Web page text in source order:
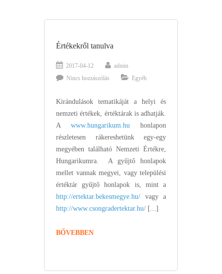
Értékekről tanulva
2017-04-12
admin
Nincs hozzászólás
Egyéb
Kirándulások tematikáját a helyi és
nemzeti értékek, értéktárak is adhatják.
A www.hungarikum.hu honlapon
részletesen rákereshetünk egy-egy
megyében található Nemzeti Értékre,
Hungarikumra. A gyűjtő honlapok
mellet vannak megyei, vagy települési
értéktár gyűjtő honlapok is, mint a
http://ertektar.bekesmegye.hu/ vagy a
http://www.csongradertektar.hu/ [...]
BŐVEBBEN